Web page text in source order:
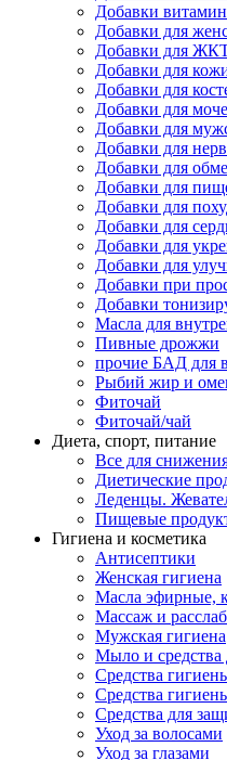
Добавки
Добавки для
Добавки для
Добавки для
Добавки для
Добавки для
Добавки для
Добавки для
Добавки для
Добавки для
Добавки для
Добавки для
Добавки для
Добавки для
Добавки при
Добавки
Масла для
Пивные дрожжи
прочие БАД для
Рыбий жир и
Фиточай
Фиточай/чай
Диета, спорт, питание
Все для
Диетические
Леденцы.
Пищевые
Гигиена и косметика
Антисептики
Женская гигиена
Масла эфирные,
Массаж и
Мужская гигиена
Мыло и
Средства
Средства
Средства для
Уход за волосами
Уход за глазами